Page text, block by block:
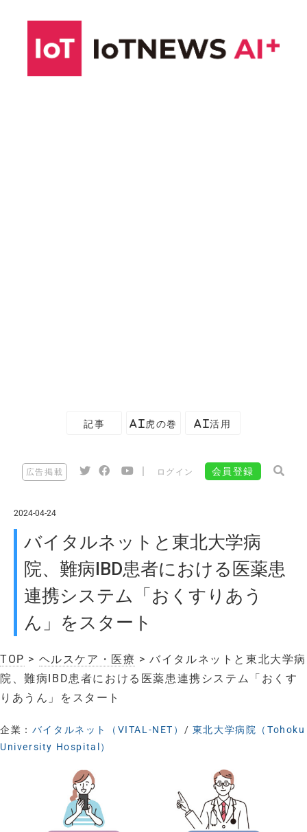
記事 AI虎の巻 AI活用
広告掲載 ログイン 会員登録
2024-04-24
バイタルネットと東北大学病
院、難病IBD患者における医薬患
連携システム「おくすりあう
ん」をスタート
TOP > ヘルスケア・医療 > バイタルネットと東北大学病
院、難病IBD患者における医薬患連携システム「おくす
りあうん」をスタート
企業： バイタルネット（VITAL-NET） / 東北大学病院（Tohoku
University Hospital）